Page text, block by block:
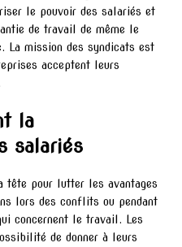
le pouvoir des salariés et
de travail de même le
La mission des syndicats est
acceptent leurs
la
salariés
tête pour lutter les avantages
lors des conflits ou pendant
concernent le travail. Les
de donner à leurs